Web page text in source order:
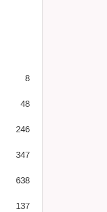
8
48
246
347
638
137